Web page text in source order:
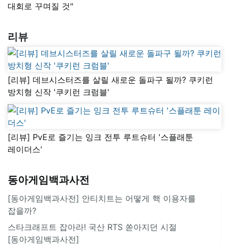
대회로 꾸며질 것"
리뷰
[리뷰] 데브시스터즈를 살릴 새로운 돌파구 될까? 쿠키런
방치형 신작 '쿠키런 크럼블'
[리뷰] PvE로 즐기는 잉크 전투 루트슈터 '스플래툰
레이더스'
동아게임백과사전
[동아게임백과사전] 안티치트는 어떻게 핵 이용자를
잡을까?
스타크래프트 잡아라! 국산 RTS 쏟아지던 시절
[동아게임백과사전]